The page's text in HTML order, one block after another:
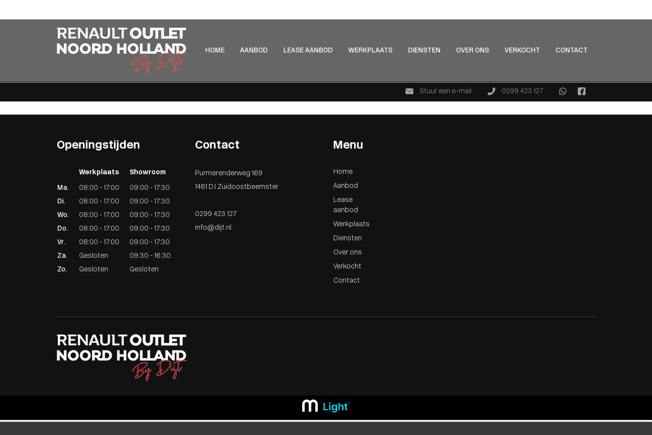
Stuur een e-mail 0299 423 127
HOME AANBOD LEASE AANBOD WERKPLAATS DIENSTEN OVER ONS VERKOCHT CONTACT
Openingstijden
Werkplaats Showroom
Ma. 08:00 - 17:00
09:00 - 17:30
Di.
08:00 - 17:00
09:00 - 17:30
Wo.
08:00 - 17:00
09:00 - 17:30
Do.
08:00 - 17:00
09:00 - 17:30
Vr.
08:00 - 17:00
09:00 - 17:30
Za.
Gesloten
09:30 - 16:30
Zo.
Gesloten Gesloten
Contact
Purmerenderweg 169
1461 DJ Zuidoostbeemster
0299 423 127
info@dijt.nl
Menu
Home
Aanbod
Lease
aanbod
Werkplaats
Diensten
Over ons
Verkocht
Contact